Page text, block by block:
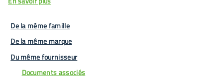
De la même famille
De la même marque
Du même fournisseur
Documents associés